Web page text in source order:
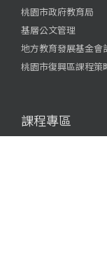
桃園市政府教育局
基層公文管理
地方教育發展基金會
桃園市復興區課程策
課程專區